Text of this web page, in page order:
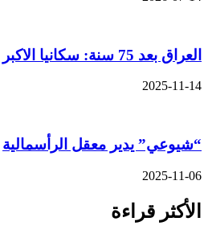
العراق بعد 75 سنة: سكانيا الاكبر خليجيا.. وشيعيا
2025-11-14
“شيوعي” يدير معقل الرأسمالية
2025-11-06
الأكثر قراءة